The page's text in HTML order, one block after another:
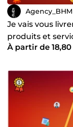
Agency_BHM
Je vais vous
produits et
À partir de 18,80